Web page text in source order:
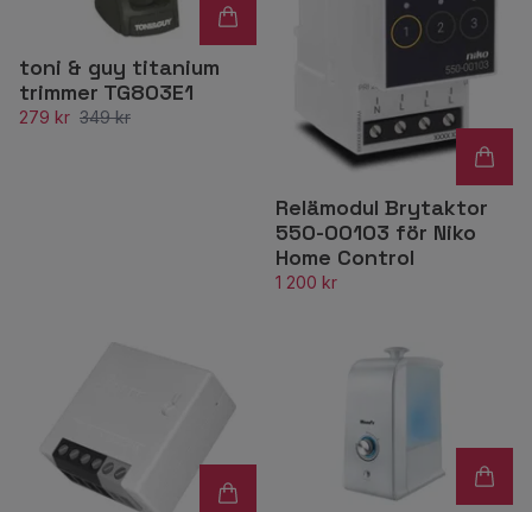
toni & guy titanium
trimmer TG803E1
279 kr 349 kr
Relämodul Brytaktor
550-00103 för Niko
Home Control
1 200 kr